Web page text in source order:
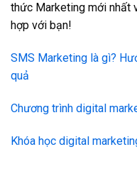
thức Marketing mới nhất
hợp với bạn!
SMS Marketing là gì?
quả
Chương trình digital
Khóa học digital